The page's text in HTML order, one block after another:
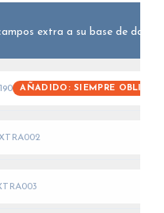
extra a su base de datos.
AÑADIDO: SIEMPRE